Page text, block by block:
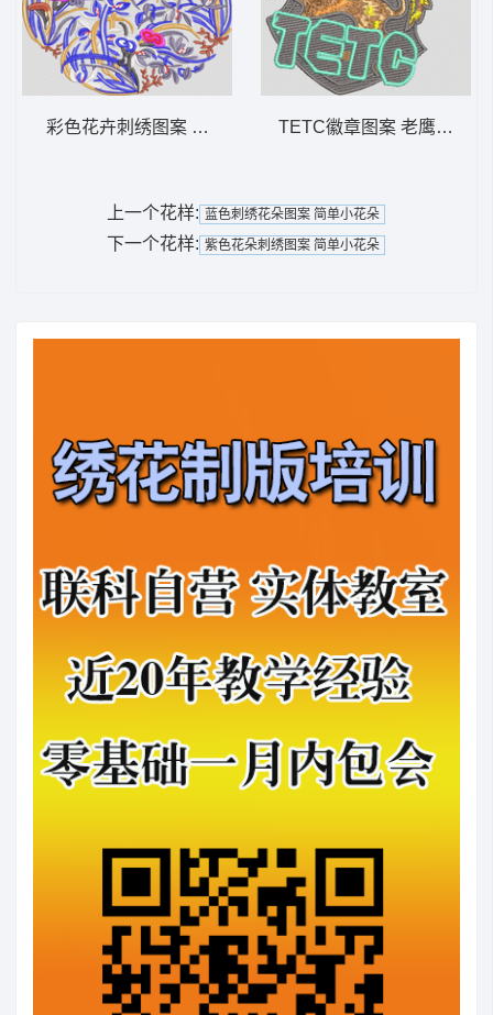
彩色花卉刺绣图案 抽象复杂靓花TETC徽章图案 老鹰徽章标
上一个花样: 蓝色刺绣花朵图案 简单小花朵
下一个花样: 紫色花朵刺绣图案 简单小花朵